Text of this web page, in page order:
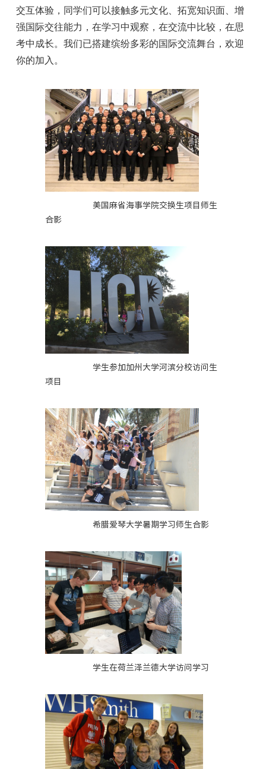
交互体验，同学们可以接触多元文化、拓宽知识面、增
强国际交往能力，在学习中观察，在交流中比较，在思
考中成长。我们已搭建缤纷多彩的国际交流舞台，欢迎
你的加入。
美国麻省海事学院交换生项目师生
合影
学生参加加州大学河滨分校访问生
项目
希腊爱琴大学暑期学习师生合影
学生在荷兰泽兰德大学访问学习